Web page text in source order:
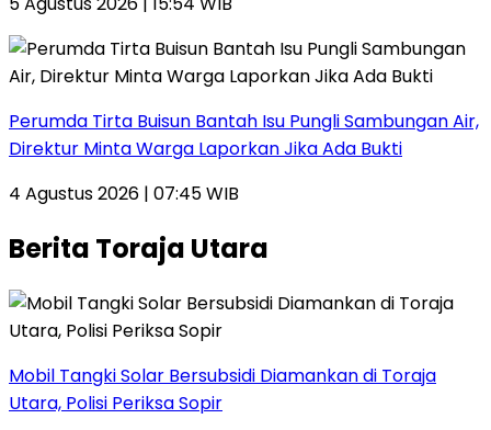
Perumda Tirta Buisun Bantah Isu Pungli Sambungan Air,
Direktur Minta Warga Laporkan Jika Ada Bukti
4 Agustus 2026 | 07:45 WIB
Berita Toraja Utara
Mobil Tangki Solar Bersubsidi Diamankan di Toraja
Utara, Polisi Periksa Sopir